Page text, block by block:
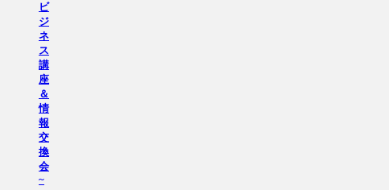
ビ
ジ
ネ
ス
講
座
＆
情
報
交
換
会
~